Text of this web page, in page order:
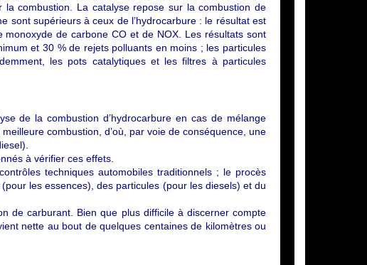
combustion. La catalyse repose sur la combustion de
sont supérieurs à ceux de l’hydrocarbure : le résultat est
de carbone CO et de NOX. Les résultats sont
et 30 % de rejets polluants en moins ; les particules
les pots catalytiques et les filtres à particules
de la combustion d’hydrocarbure en cas de mélange
combustion, d’où, par voie de conséquence, une
à vérifier ces effets.
techniques automobiles traditionnels ; le procès
les essences), des particules (pour les diesels) et du
de carburant. Bien que plus difficile à discerner compte
nette au bout de quelques centaines de kilomètres ou